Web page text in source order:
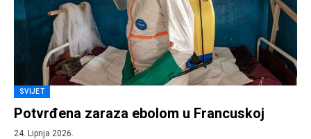
SVIJET
Potvrđena zaraza ebolom u Francuskoj
24. Lipnja 2026.